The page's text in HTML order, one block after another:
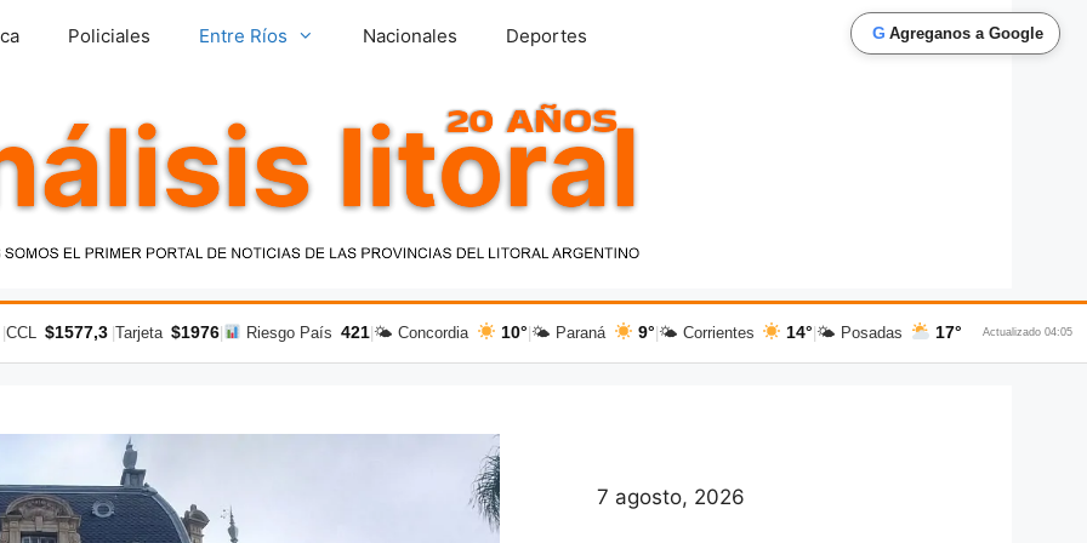
G Agreganos a Google
Policiales Entre Ríos Nacionales Deportes
CCL $1577,3 Tarjeta $1976| Riesgo País 421| 🌤 Concordia 10° 🌤 Paraná 9° 🌤 Corrientes 14° 🌤 Posadas 17° Actualizado 04:05
7 agosto, 2026